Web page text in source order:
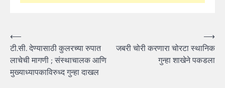
Post
navigation
⟵
टी.सी. देण्यासाठी कुलरच्या रुपात
लाचेची मागणी ; संस्थाचालक आणि
मुख्याध्यापकाविरुध्द गुन्हा दाखल
जबरी चोरी करणारा चोरटा स्थानिक
गुन्हा शाखेने पकडला
⟶